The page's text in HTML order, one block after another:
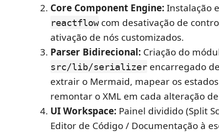
Core Component Engine:Instalação
reactflowcom desativação de
ativação de nós customizados.
Parser Bidirecional: Criação do
src/lib/serializer encarregado
extrair o Mermaid, mapear os
remontar o XML em cada alteração
UI Workspace: Painel dividido (Split
Editor de Código / Documentação à